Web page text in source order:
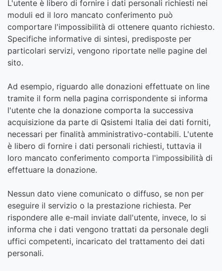
L'utente è libero di fornire i dati personali richiesti nei
moduli ed il loro mancato conferimento può
comportare l'impossibilità di ottenere quanto richiesto.
Specifiche informative di sintesi, predisposte per
particolari servizi, vengono riportate nelle pagine del
sito.
Ad esempio, riguardo alle donazioni effettuate on line
tramite il form nella pagina corrispondente si informa
l'utente che la donazione comporta la successiva
acquisizione da parte di Qsistemi Italia dei dati forniti,
necessari per finalità amministrativo-contabili. L'utente
è libero di fornire i dati personali richiesti, tuttavia il
loro mancato conferimento comporta l'impossibilità di
effettuare la donazione.
Nessun dato viene comunicato o diffuso, se non per
eseguire il servizio o la prestazione richiesta. Per
rispondere alle e-mail inviate dall'utente, invece, lo si
informa che i dati vengono trattati da personale degli
uffici competenti, incaricato del trattamento dei dati
personali.